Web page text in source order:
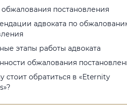
постановления
адвоката по
этапы работы адвоката
обжалования
стоит обратиться в «Eternity